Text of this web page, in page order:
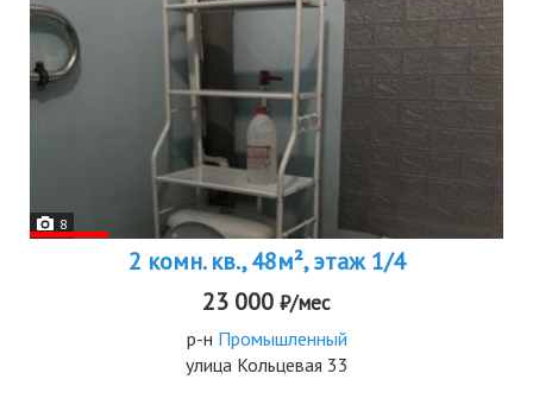
8
2 комн. кв., 48м², этаж 1/4
23 000 ₽/мес
р-н Промышленный
улица Кольцевая 33